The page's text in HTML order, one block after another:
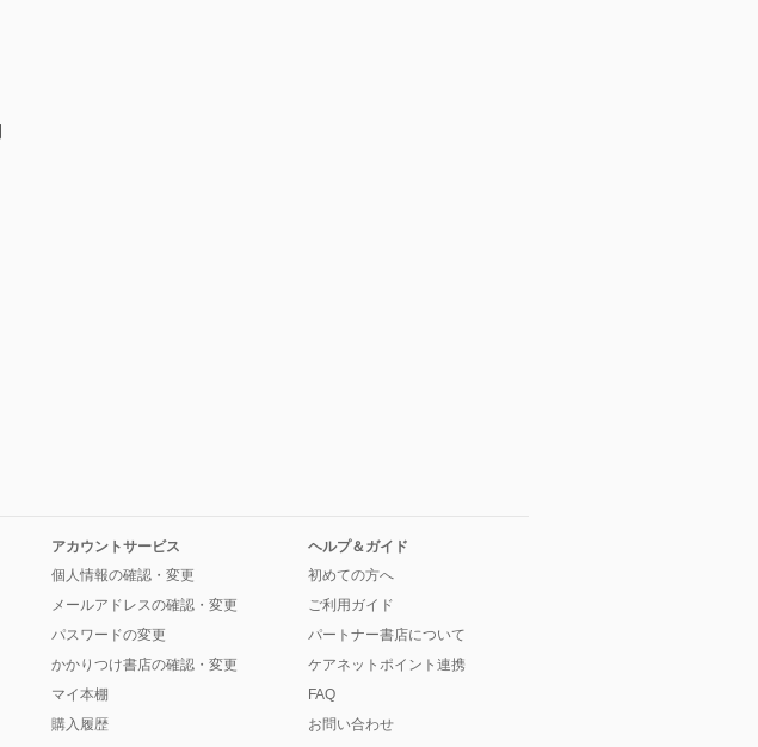
アカウントサービス
個人情報の確認・変更
メールアドレスの確認・変更
パスワードの変更
かかりつけ書店の確認・変更
マイ本棚
購入履歴
ヘルプ＆ガイド
初めての方へ
ご利用ガイド
パートナー書店について
ケアネットポイント連携
FAQ
お問い合わせ